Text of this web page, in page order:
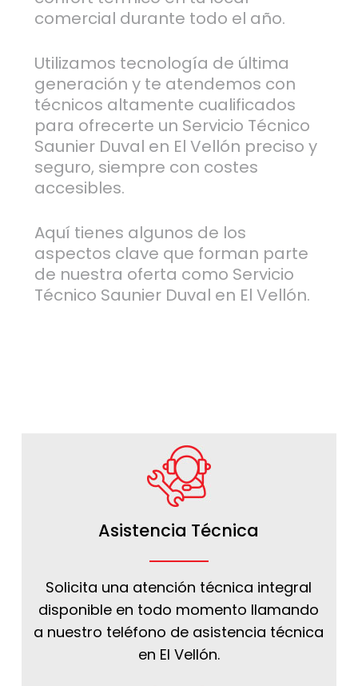
comercial durante todo el año.
Utilizamos tecnología de última
generación y te atendemos con
técnicos altamente cualificados
para ofrecerte un Servicio Técnico
Saunier Duval en El Vellón preciso y
seguro, siempre con costes
accesibles.
Aquí tienes algunos de los
aspectos clave que forman parte
de nuestra oferta como Servicio
Técnico Saunier Duval en El Vellón.
Asistencia Técnica
Solicita una atención técnica integral
disponible en todo momento llamando
a nuestro teléfono de asistencia técnica
en El Vellón.